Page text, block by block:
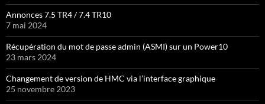
Annonces 7.5 TR4 / 7.4 TR10
7 mai 2024
Récupération du mot de passe admin (ASMI) sur un Power10
23 mars 2024
Changement de version de HMC via l’interface graphique
25 novembre 2023